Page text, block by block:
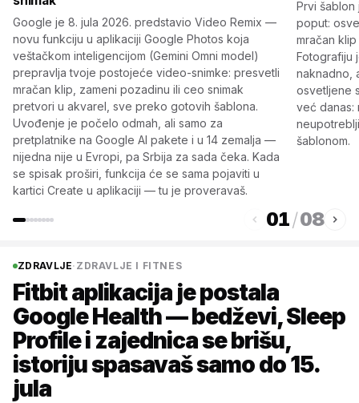
Google je 8. jula 2026. predstavio Video Remix —
novu funkciju u aplikaciji Google Photos koja
veštačkom inteligencijom (Gemini Omni model)
prepravlja tvoje postojeće video-snimke: presvetli
mračan klip, zameni pozadinu ili ceo snimak
pretvori u akvarel, sve preko gotovih šablona.
Uvođenje je počelo odmah, ali samo za
pretplatnike na Google AI pakete i u 14 zemalja —
nijedna nije u Evropi, pa Srbija za sada čeka. Kada
se spisak proširi, funkcija će se sama pojaviti u
kartici Create u aplikaciji — tu je proveravaš.
Prvi šablon
poput:
mračan
Fotografiju
naknadno,
osvetljene
već danas:
šablonom.
01/08
ZDRAVLJE· ZDRAVLJE I FITNES
Fitbit aplikacija je postala
Google Health — bedževi, Sleep
Profile i zajednica se brišu,
istoriju spasavaš samo do 15.
jula